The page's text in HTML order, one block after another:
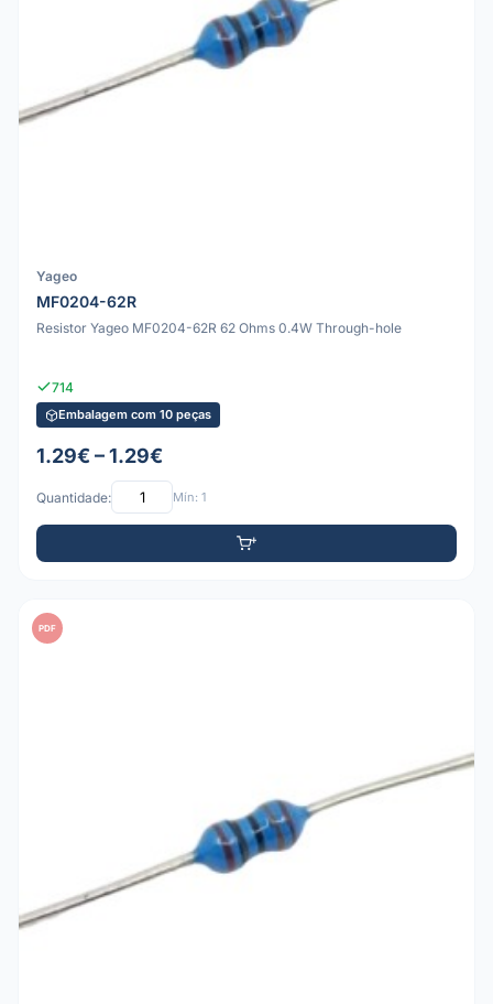
Yageo
MF0204-62R
Resistor Yageo MF0204-62R 62 Ohms 0.4W Through-hole
714
Embalagem com 10 peças
1.29€ – 1.29€
Quantidade: Mín: 1
PDF